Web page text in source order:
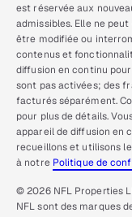
est réservée aux
admissibles. Elle ne
être modifiée ou
contenus et
diffusion en continu
sont pas activées; des
facturés séparément.
pour plus de détails.
appareil de diffusion en
recueillons et utilisons
à notre Politique de
© 2026 NFL Properties
NFL sont des marques